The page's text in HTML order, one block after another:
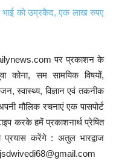
भाई को उम्रकैद, एक लाख रुपए
पर प्रकाशन के
कोना, सम सामयिक विषयों,
स्वास्थ्य, विज्ञान एवं तकनीक
मौलिक रचनाएं एक पासपोर्ट
करके हमें प्रकाशनार्थ प्रेषित
करेंगे : अतुल भारद्वाज
jsdwivedi68@gmail.com